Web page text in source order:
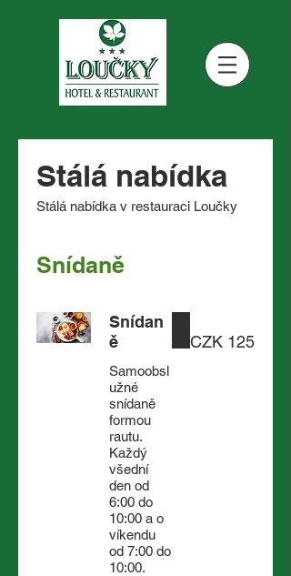
Stálá nabídka
Stálá nabídka v restauraci Loučky
Snídaně
Snídan
ě
Samoobsl
užné
snídaně
formou
rautu.
Každý
všední
den od
6:00 do
10:00 a o
víkendu
od 7:00 do
10:00.
CZK 125